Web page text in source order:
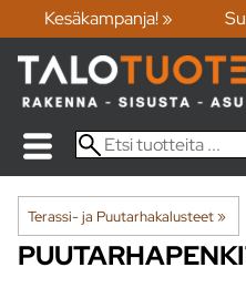
Kesäkampanja! »
Terassi- ja Puutarhakalusteet‪»